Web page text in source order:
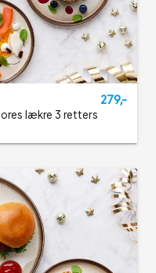
279,-
lækre 3 retters